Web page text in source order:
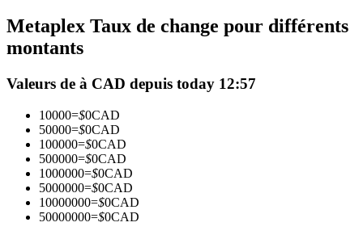
Copie de Trading
Rejoignez les meilleurs traders
Devenez un trader de copie
Metaplex Taux de change pour différents
montants
Valeurs de à CAD depuis today 12:57
10000=$0CAD
50000=$0CAD
100000=$0CAD
500000=$0CAD
1000000=$0CAD
5000000=$0CAD
10000000=$0CAD
50000000=$0CAD